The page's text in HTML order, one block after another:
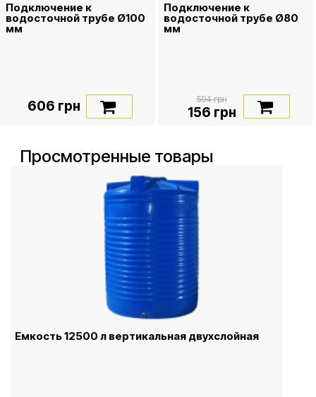
Подключение к
водосточной трубе Ø100
мм
606 грн
Подключение к
водосточной трубе Ø80
мм
156 грн
594 грн
Просмотренные товары
Емкость 12500 л вертикальная двухслойная